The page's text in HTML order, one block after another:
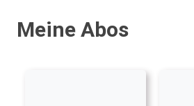
Meine Abos